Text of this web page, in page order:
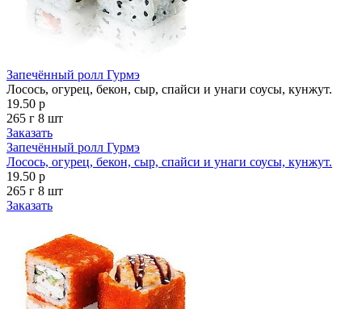
Запечённый ролл Гурмэ
Лосось, огурец, бекон, сыр, спайси и унаги соусы, кунжут.
19.50 р
265 г 8 шт
Заказать
Запечённый ролл Гурмэ
Лосось, огурец, бекон, сыр, спайси и унаги соусы, кунжут.
19.50 р
265 г 8 шт
Заказать